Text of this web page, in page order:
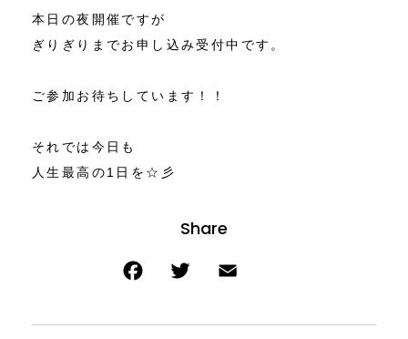
本日の夜開催ですが
ぎりぎりまでお申し込み受付中です。
ご参加お待ちしています！！
それでは今日も
人生最高の1日を☆彡